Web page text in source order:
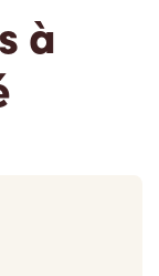
à